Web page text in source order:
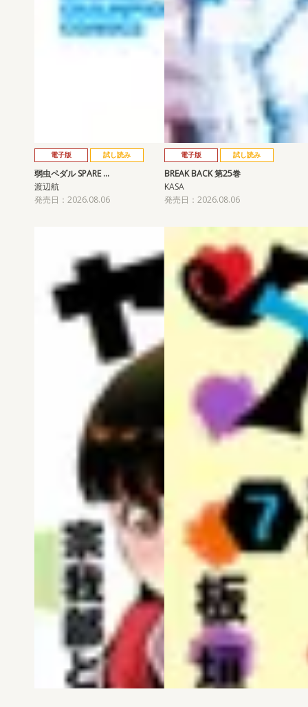
電子版 試し読み
弱虫ペダル SPARE …
渡辺航
発売日：2026.08.06
電子版 試し読み
BREAK BACK 第25巻
KASA
発売日：2026.08.06